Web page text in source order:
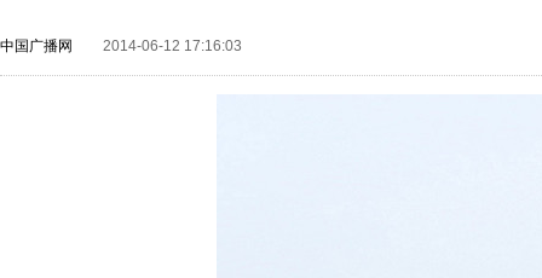
中国广播网 2014-06-12 17:16:03